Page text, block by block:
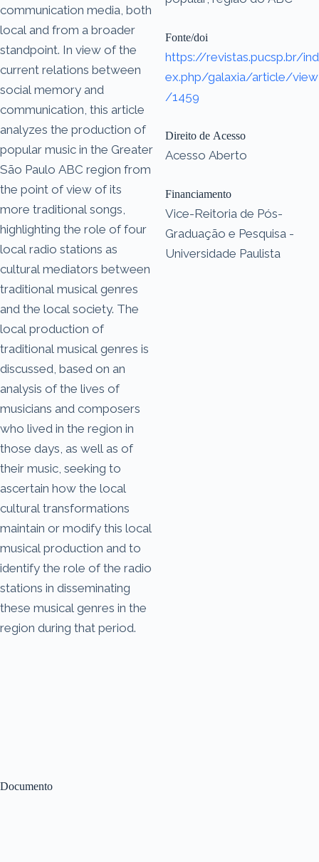
Documento
communication media, both
local and from a broader
standpoint. In view of the
current relations between
social memory and
communication, this article
analyzes the production of
popular music in the Greater
São Paulo ABC region from
the point of view of its
more traditional songs,
highlighting the role of four
local radio stations as
cultural mediators between
traditional musical genres
and the local society. The
local production of
traditional musical genres is
discussed, based on an
analysis of the lives of
musicians and composers
who lived in the region in
those days, as well as of
their music, seeking to
ascertain how the local
cultural transformations
maintain or modify this local
musical production and to
identify the role of the radio
stations in disseminating
these musical genres in the
region during that period.
Fonte/doi
https://revistas.pucsp.br/ind
ex.php/galaxia/article/view
/1459
Direito de Acesso
Acesso Aberto
Financiamento
Vice-Reitoria de Pós-
Graduação e Pesquisa -
Universidade Paulista